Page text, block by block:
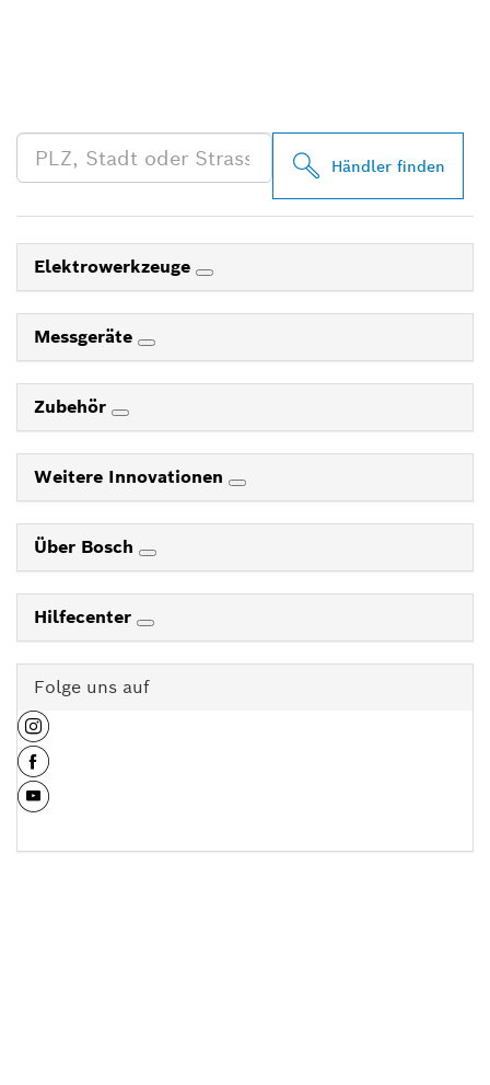
Händler finden
Elektrowerkzeuge
Messgeräte
Zubehör
Weitere Innovationen
Über Bosch
Hilfecenter
Folge uns auf